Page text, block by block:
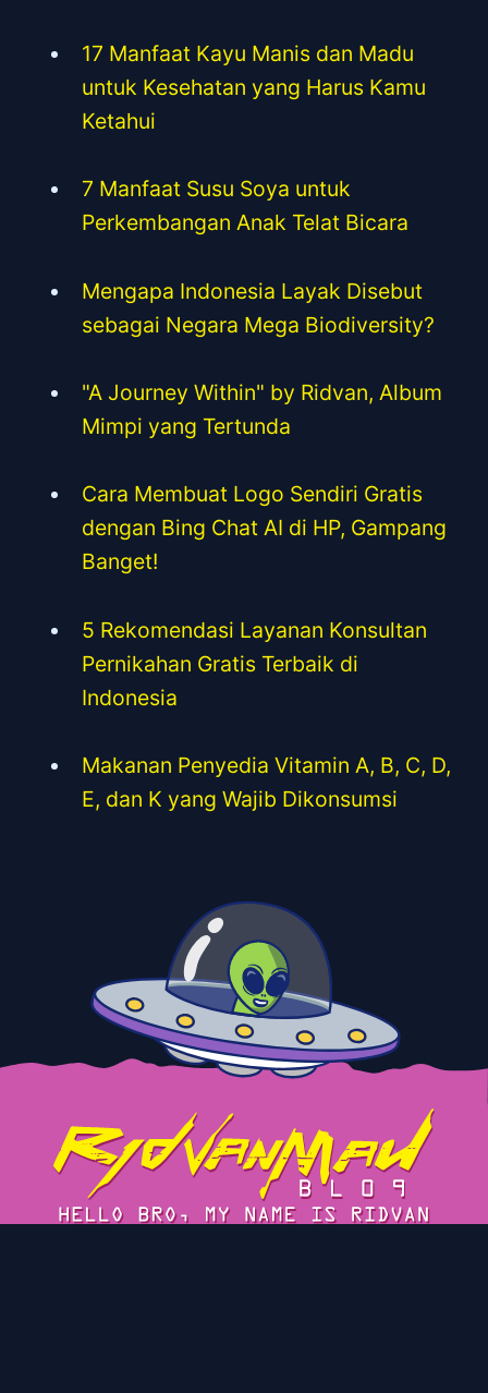
17 Manfaat Kayu Manis dan Madu
untuk Kesehatan yang Harus Kamu
Ketahui
7 Manfaat Susu Soya untuk
Perkembangan Anak Telat Bicara
Mengapa Indonesia Layak Disebut
sebagai Negara Mega Biodiversity?
"A Journey Within" by Ridvan, Album
Mimpi yang Tertunda
Cara Membuat Logo Sendiri Gratis
dengan Bing Chat AI di HP, Gampang
Banget!
5 Rekomendasi Layanan Konsultan
Pernikahan Gratis Terbaik di
Indonesia
Makanan Penyedia Vitamin A, B, C, D,
E, dan K yang Wajib Dikonsumsi